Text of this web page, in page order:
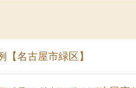
名古屋市緑区】